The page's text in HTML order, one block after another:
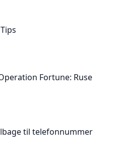
Fortune: Ruse
til telefonnummer